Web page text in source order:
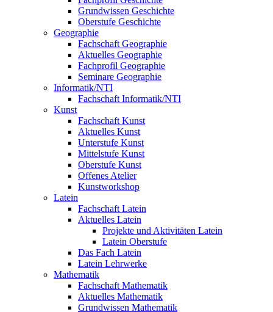
Grundwissen Geschichte
Oberstufe Geschichte
Geographie
Fachschaft Geographie
Aktuelles Geographie
Fachprofil Geographie
Seminare Geographie
Informatik/NTI
Fachschaft Informatik/NTI
Kunst
Fachschaft Kunst
Aktuelles Kunst
Unterstufe Kunst
Mittelstufe Kunst
Oberstufe Kunst
Offenes Atelier
Kunstworkshop
Latein
Fachschaft Latein
Aktuelles Latein
Projekte und Aktivitäten Latein
Latein Oberstufe
Das Fach Latein
Latein Lehrwerke
Mathematik
Fachschaft Mathematik
Aktuelles Mathematik
Grundwissen Mathematik